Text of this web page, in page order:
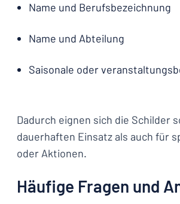
Name und Berufsbezeichnung
Name und Abteilung
Saisonale oder
Dadurch eignen sich die Schilder
dauerhaften Einsatz als auch für
oder Aktionen.
Häufige Fragen und